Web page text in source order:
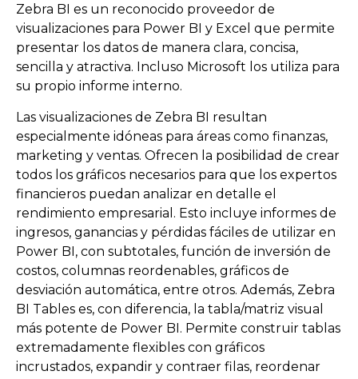
Zebra BI es un reconocido proveedor de
visualizaciones para Power BI y Excel que permite
presentar los datos de manera clara, concisa,
sencilla y atractiva. Incluso Microsoft los utiliza para
su propio informe interno.
Las visualizaciones de Zebra BI resultan
especialmente idóneas para áreas como finanzas,
marketing y ventas. Ofrecen la posibilidad de crear
todos los gráficos necesarios para que los expertos
financieros puedan analizar en detalle el
rendimiento empresarial. Esto incluye informes de
ingresos, ganancias y pérdidas fáciles de utilizar en
Power BI, con subtotales, función de inversión de
costos, columnas reordenables, gráficos de
desviación automática, entre otros. Además, Zebra
BI Tables es, con diferencia, la tabla/matriz visual
más potente de Power BI. Permite construir tablas
extremadamente flexibles con gráficos
incrustados, expandir y contraer filas, reordenar